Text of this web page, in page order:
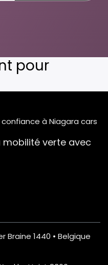
pour
à Niagara cars
mobilité verte avec
Braine 1440 • Belgique